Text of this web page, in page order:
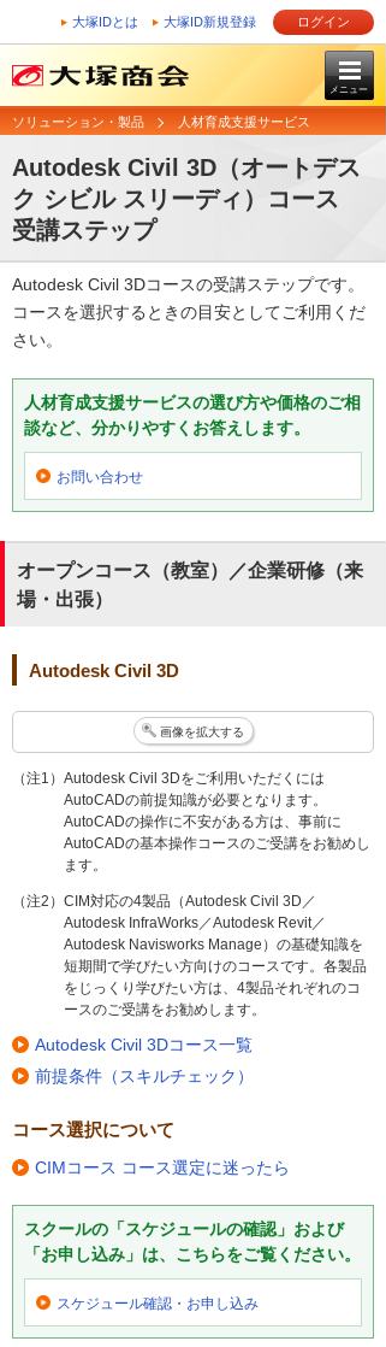
大塚IDとは 大塚ID新規登録 ログイン
メニュー
ソリューション・製品 人材育成支援サービス
Autodesk Civil 3D（オートデス
ク シビル スリーディ）コース
受講ステップ
Autodesk Civil 3Dコースの受講ステップです。
コースを選択するときの目安としてご利用くだ
さい。
人材育成支援サービスの選び方や価格のご相
談など、分かりやすくお答えします。
お問い合わせ
オープンコース（教室）／企業研修（来
場・出張）
Autodesk Civil 3D
画像を拡大する
（注1）Autodesk Civil 3Dをご利用いただくには
AutoCADの前提知識が必要となります。
AutoCADの操作に不安がある方は、事前に
AutoCADの基本操作コースのご受講をお勧めし
ます。
（注2）CIM対応の4製品（Autodesk Civil 3D／
Autodesk InfraWorks／Autodesk Revit／
Autodesk Navisworks Manage）の基礎知識を
短期間で学びたい方向けのコースです。各製品
をじっくり学びたい方は、4製品それぞれのコ
ースのご受講をお勧めします。
Autodesk Civil 3Dコース一覧
前提条件（スキルチェック）
コース選択について
CIMコース コース選定に迷ったら
スクールの「スケジュールの確認」および
「お申し込み」は、こちらをご覧ください。
スケジュール確認・ お申し込み